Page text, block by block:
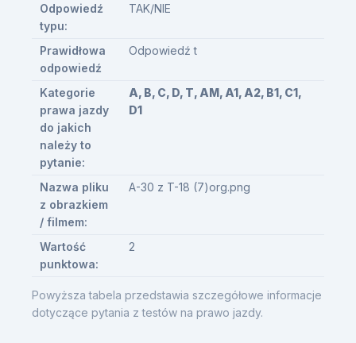
Powyższa tabela przedstawia szczegółowe informacje
dotyczące pytania z testów na prawo jazdy.
Odpowiedź
typu:
TAK/NIE
Prawidłowa
odpowiedź
Odpowiedź t
Kategorie
prawa jazdy
do jakich
należy to
pytanie:
A, B, C, D, T, AM, A1, A2, B1, C1,
D1
Nazwa pliku
z obrazkiem
/ filmem:
A-30 z T-18 (7)org.png
Wartość
punktowa:
2